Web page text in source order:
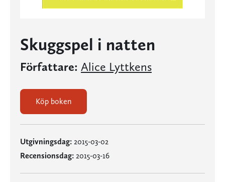
Skuggspel i natten
Författare: Alice Lyttkens
Köp boken
Utgivningsdag: 2015-03-02
Recensionsdag: 2015-03-16